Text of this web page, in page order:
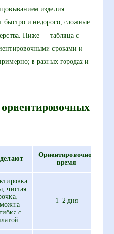
изделия.
быстро и недорого, сложные
Ниже — таблица с
сроками и
в разных городах и
Ориентировочное
время
чистая
с
1–2 дня